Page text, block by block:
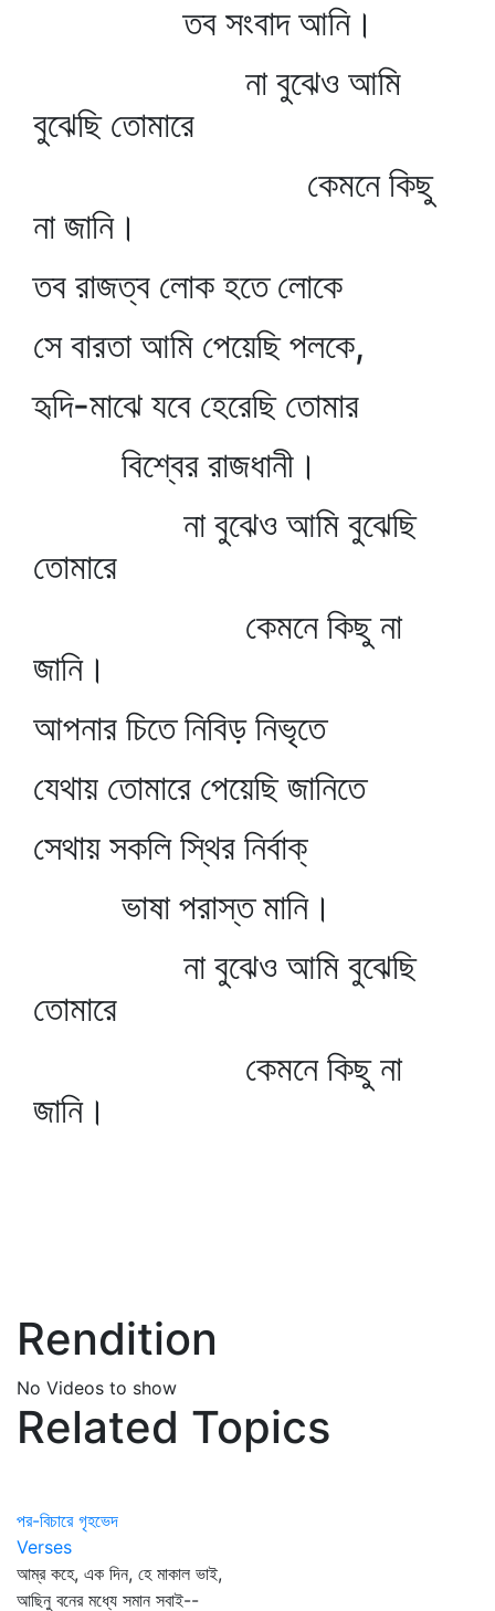
তব সংবাদ আনি।
না বুঝেও আমি
বুঝেছি তোমারে
কেমনে কিছু
না জানি।
তব রাজত্ব লোক হতে লোকে
সে বারতা আমি পেয়েছি পলকে,
হৃদি-মাঝে যবে হেরেছি তোমার
বিশ্বের রাজধানী।
না বুঝেও আমি বুঝেছি
তোমারে
কেমনে কিছু না
জানি।
আপনার চিতে নিবিড় নিভৃতে
যেথায় তোমারে পেয়েছি জানিতে
সেথায় সকলি স্থির নির্বাক্‌
ভাষা পরাস্ত মানি।
না বুঝেও আমি বুঝেছি
তোমারে
কেমনে কিছু না
জানি।
Rendition
No Videos to show
Related Topics
পর-বিচারে গৃহভেদ
Verses
আম্র কহে, এক দিন, হে মাকাল ভাই,
আছিনু বনের মধ্যে সমান সবাই--